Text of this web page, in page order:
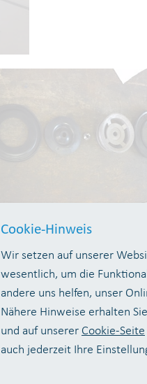
Cookie-Hinweis
Wir setzen auf unserer
wesentlich, um die
andere uns helfen, unser
Nähere Hinweise erhalten
und auf unserer Cookie-Seite
auch jederzeit Ihre